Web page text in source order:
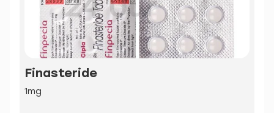
Finasteride
1mg